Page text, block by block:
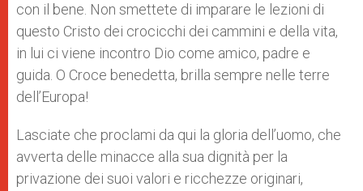
con il bene. Non smettete di imparare le lezioni di
questo Cristo dei crocicchi dei cammini e della vita,
in lui ci viene incontro Dio come amico, padre e
guida. O Croce benedetta, brilla sempre nelle terre
dell’Europa!
Lasciate che proclami da qui la gloria dell’uomo, che
avverta delle minacce alla sua dignità per la
privazione dei suoi valori e ricchezze originari,